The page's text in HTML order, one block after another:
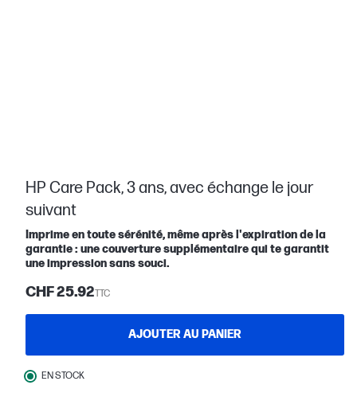
HP Care Pack, 3 ans, avec échange le jour
suivant
Imprime en toute sérénité, même après l'expiration de la
garantie : une couverture supplémentaire qui te garantit
une impression sans souci.
CHF 25.92TTC
AJOUTER AU PANIER
EN STOCK